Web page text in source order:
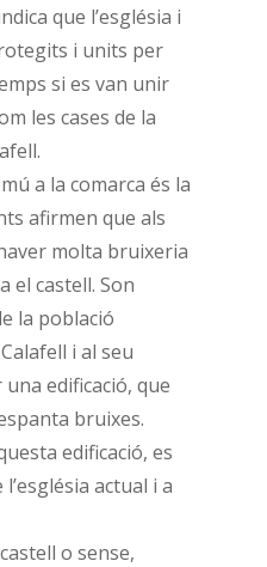
que l’església i
i units per
si es van unir
les cases de la
a la comarca és la
afirmen que als
molta bruixeria
el castell. Son
la població
i al seu
edificació, que
bruixes.
edificació, es
actual i a
o sense,